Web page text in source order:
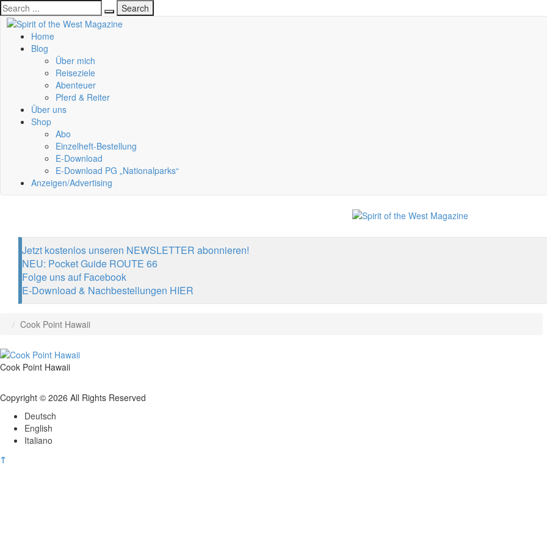
Home
Blog
Über mich
Reiseziele
Abenteuer
Pferd & Reiter
Über uns
Shop
Abo
Einzelheft-Bestellung
E-Download
E-Download PG „Nationalparks“
Anzeigen/Advertising
Jetzt kostenlos unseren NEWSLETTER abonnieren!
NEU: Pocket Guide ROUTE 66
Folge uns auf Facebook
E-Download & Nachbestellungen HIER
Cook Point Hawaii
Cook Point Hawaii
Copyright © 2026 All Rights Reserved
Deutsch
English
Italiano
↑